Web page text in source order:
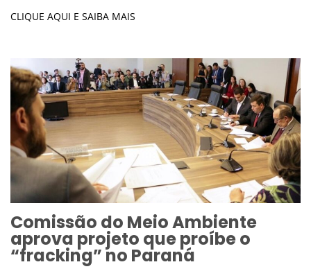
CLIQUE AQUI E SAIBA MAIS
Comissão do Meio Ambiente
aprova projeto que proíbe o
“fracking” no Paraná